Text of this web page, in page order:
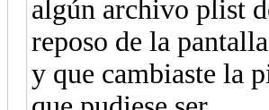
algún archivo plist
reposo de la
y que cambiaste la